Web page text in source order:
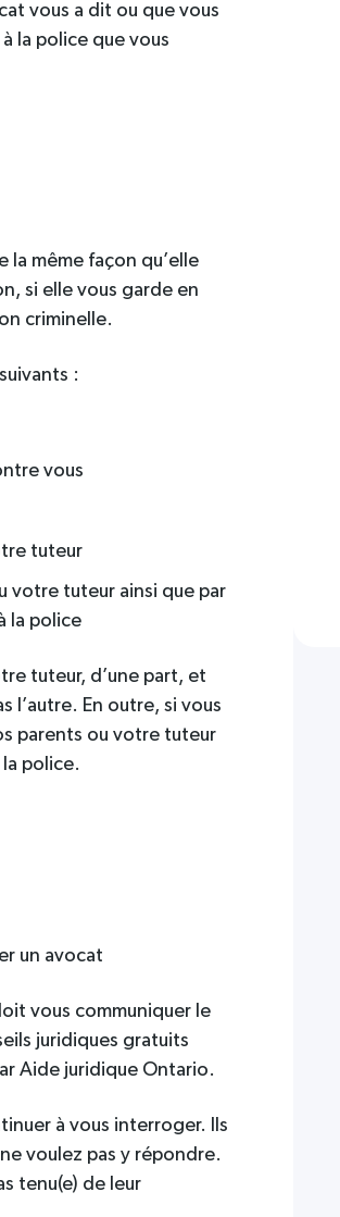
vous a dit ou que vous
la police que vous
la même façon qu’elle
si elle vous garde en
criminelle.
:
vous
tuteur
votre tuteur ainsi que par
la police
tuteur, d’une part, et
l’autre. En outre, si vous
parents ou votre tuteur
police.
un avocat
vous communiquer le
juridiques gratuits
Aide juridique Ontario.
à vous interroger. Ils
voulez pas y répondre.
tenu(e) de leur